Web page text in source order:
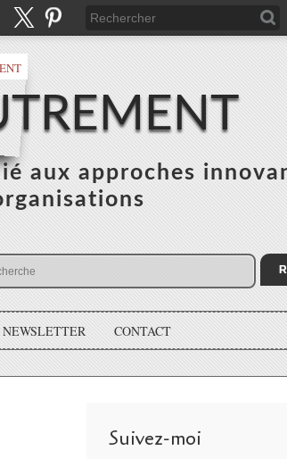
aux approches
NEWSLETTER CONTACT
Suivez-moi